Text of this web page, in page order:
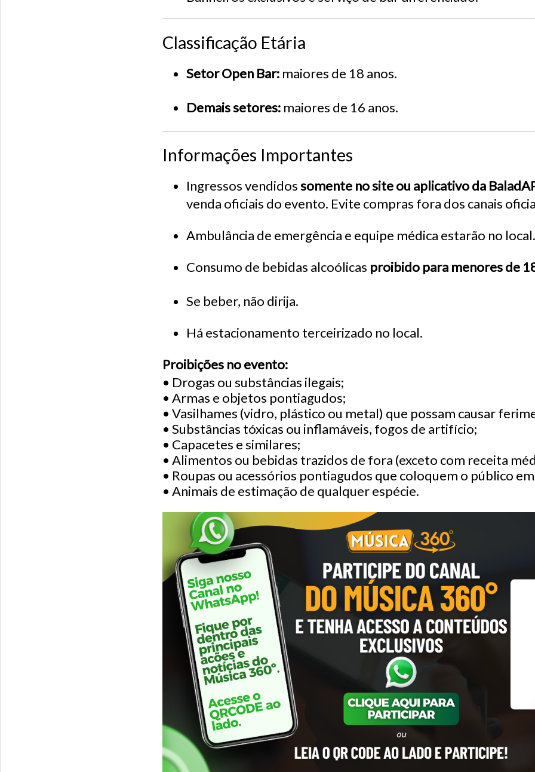
Classificação Etária
Setor Open Bar: maiores de 18 anos.
Demais setores: maiores de 16 anos.
Informações Importantes
Ingressos vendidossomente no site ou aplicativo da
venda oficiais do evento. Evite compras fora dos canais
Ambulância de emergência e equipe médica estarão no local.
Consumo de bebidas alcoólicas proibido para menores de
Se beber, não dirija.
Há estacionamento terceirizado no local.
Proibições no evento:
• Drogas ou substâncias ilegais;
• Armas e objetos pontiagudos;
• Vasilhames (vidro, plástico ou metal) que possam causar
• Substâncias tóxicas ou inflamáveis, fogos de artifício;
• Capacetes e similares;
• Alimentos ou bebidas trazidos de fora (exceto com receita
• Roupas ou acessórios pontiagudos que coloquem o público
• Animais de estimação de qualquer espécie.